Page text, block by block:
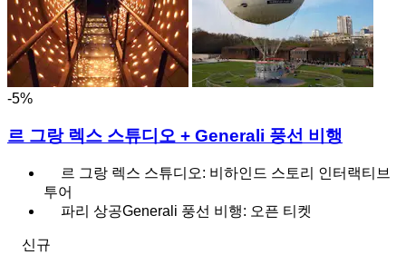
-5%
르 그랑 렉스 스튜디오 + Generali 풍선 비행
르 그랑 렉스 스튜디오: 비하인드 스토리 인터랙티브
투어
파리 상공Generali 풍선 비행: 오픈 티켓
신규